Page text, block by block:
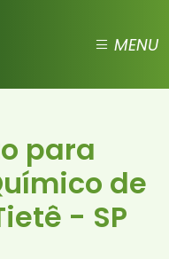
MENU
para
de
- SP